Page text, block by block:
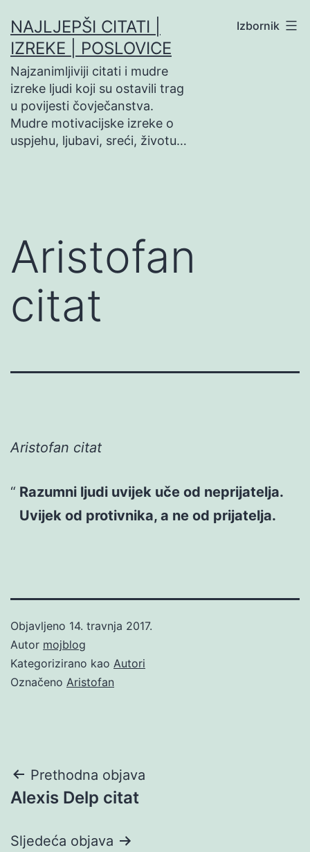
na
sadržaj
NAJLJEPŠI CITATI |
IZREKE | POSLOVICE
Najzanimljiviji citati i mudre
izreke ljudi koji su ostavili trag
u povijesti čovječanstva.
Mudre motivacijske izreke o
uspjehu, ljubavi, sreći, životu…
Izbornik
Aristofan
citat
Aristofan citat
Razumni ljudi uvijek uče od neprijatelja.
Uvijek od protivnika, a ne od prijatelja.
Objavljeno 14. travnja 2017.
Autor mojblog
Kategorizirano kao Autori
Označeno Aristofan
Navigacija
objava
Prethodna objava
Alexis Delp citat
Sljedeća objava